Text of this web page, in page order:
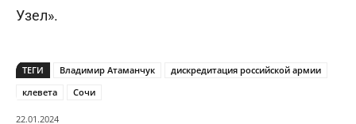
Узел».
ТЕГИ Владимир Атаманчук
дискредитация российской армии
клевета
Сочи
22.01.2024